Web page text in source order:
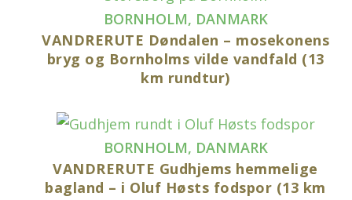
BORNHOLM, DANMARK
VANDRERUTE Døndalen – mosekonens
bryg og Bornholms vilde vandfald (13
km rundtur)
BORNHOLM, DANMARK
VANDRERUTE Gudhjems hemmelige
bagland – i Oluf Høsts fodspor (13 km